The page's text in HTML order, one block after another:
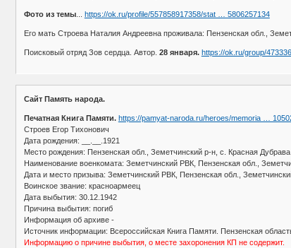
Фото из темы... https://ok.ru/profile/557858917358/stat … 5806257134
Его мать Строева Наталия Андреевна проживала: Пензенская обл.,
Поисковый отряд Зов сердца. Автор. 28 января. https://ok.ru/group/
Сайт Память народа.
Печатная Книга Памяти. https://pamyat-naroda.ru/heroes/memoria …
Строев Егор Тихонович
Дата рождения: __.__.1921
Место рождения: Пензенская обл., Земетчинский р-н, с. Красная Дубрава
Наименование военкомата: Земетчинский РВК, Пензенская обл.,
Дата и место призыва: Земетчинский РВК, Пензенская обл.,
Воинское звание: красноармеец
Дата выбытия: 30.12.1942
Причина выбытия: погиб
Информация об архиве -
Источник информации: Всероссийская Книга Памяти. Пензенская
Информацию о причине выбытия, о месте захоронения КП не содержит.